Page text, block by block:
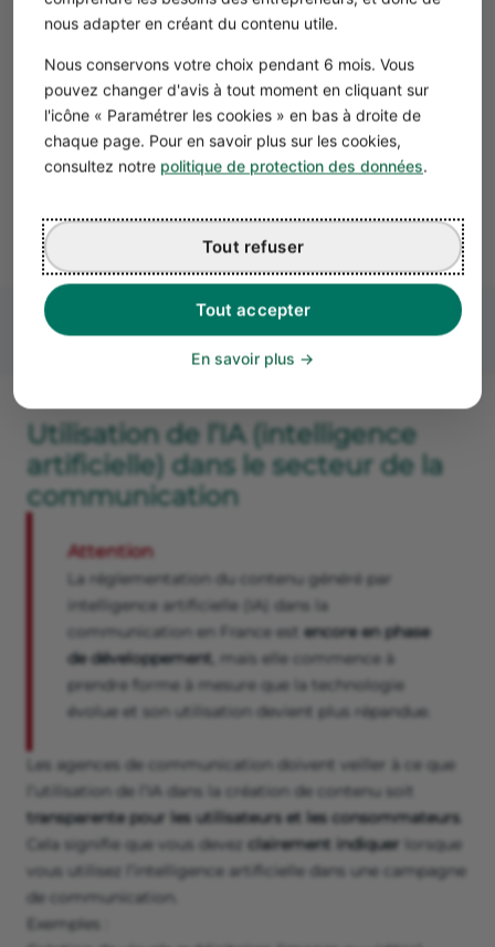
nous adapter en créant du contenu utile.
Nous conservons votre choix pendant 6 mois. Vous
pouvez changer d'avis à tout moment en cliquant sur
l'icône « Paramétrer les cookies » en bas à droite de
chaque page. Pour en savoir plus sur les cookies,
consultez notre politique de protection des données.
Tout accepter
Tout refuser
En savoir plus
prison). Les agences doivent donc être particulièrement
autorisée de matériel protégé.
Au-delà du droit d’auteur, la propriété intellectuelle
inclut également les brevets, les marques et les dessins
et modèles. Les agences de communication doivent
respecter ces droits en ne créant pas de marques, logos
enregistrés d’autres parties.
Utilisation de l’IA (intelligence
artificielle) dans le secteur de la
communication
Attention
La réglementation du contenu généré par
intelligence artificielle (IA) dans la
communication en France est encore en phase
de développement , mais elle commence à
prendre forme à mesure que la technologie
évolue et son utilisation devient plus répandue.
Les agences de communication doivent veiller à ce que
l’utilisation de l’IA dans la création de contenu soit
transparente pour les utilisateurs et les consommateurs.
Cela signifie que vous devez clairement indiquer lorsque
vous utilisez l’intelligence artificielle dans une campagne
de communication.
Exemples :